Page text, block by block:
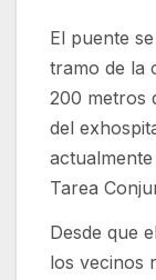
El puente
tramo de la
200 metros
del
Tarea
Desde que
los vecinos